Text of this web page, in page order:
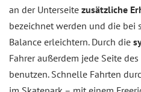
an der Unterseite zusätzliche
bezeichnet werden und die bei
Balance erleichtern. Durch die
Fahrer außerdem jede Seite
benutzen. Schnelle Fahrten